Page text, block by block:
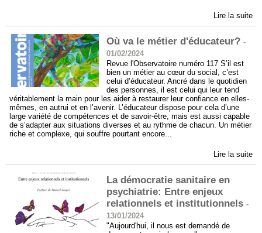
Lire la suite
Où va le métier d'éducateur? -
01/02/2024
Revue l'Observatoire numéro 117 S’il est
bien un métier au cœur du social, c’est
celui d’éducateur. Ancré dans le quotidien
des personnes, il est celui qui leur tend
véritablement la main pour les aider à restaurer leur confiance en elles-
mêmes, en autrui et en l’avenir. L’éducateur dispose pour cela d’une
large variété de compétences et de savoir-être, mais est aussi capable
de s’adapter aux situations diverses et au rythme de chacun. Un métier
riche et complexe, qui souffre pourtant encore...
Lire la suite
La démocratie sanitaire en
psychiatrie: Entre enjeux
relationnels et institutionnels -
13/01/2024
"Aujourd'hui, il nous est demandé de